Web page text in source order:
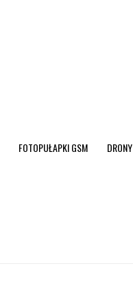
FOTOPUŁAPKI GSM DRONY